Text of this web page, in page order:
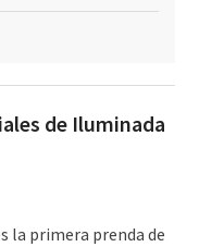
de Iluminada
la primera prenda de